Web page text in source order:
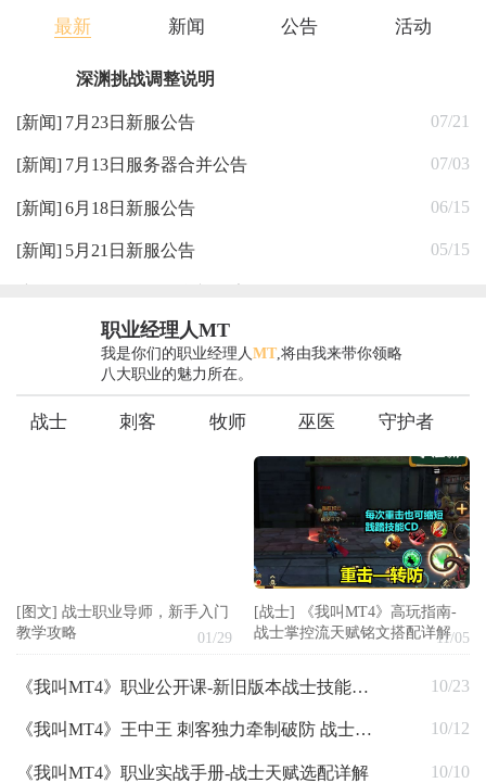
最新 新闻 公告 活动
深渊挑战调整说明
[新闻] 7月23日新服公告 07/21
[新闻] 7月13日服务器合并公告 07/03
[新闻]6月18日新服公告 06/15
[新闻] 5月21日新服公告 05/15
职业经理人MT
我是你们的职业经理人MT,将由我来带你领略
八大职业的魅力所在。
战士 刺客 牧师 巫医 守护者
[图文] 战士职业导师，新手入门
教学攻略
01/29
[战士]
《我叫MT4》高玩指南-
战士掌控流天赋铭文搭配详解11/05
《我叫MT4》职业公开课-新旧版本战士技能分析 10/23
《我叫MT4》王中王 刺客独力牵制破防 战士助攻十秒取一血 10/12
《我叫MT4》职业实战手册-战士天赋选配详解 10/10